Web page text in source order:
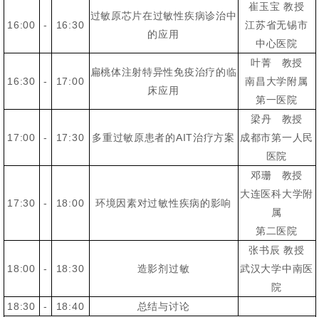
16:00 - 16:30
过敏原芯片在过敏性疾病诊治中
的应用
崔玉宝 教授
江苏省无锡市
中心医院
16:30 - 17:00
扁桃体注射特异性免疫治疗的临
床应用
叶菁 教授
南昌大学附属
第一医院
17:00 - 17:30 多重过敏原患者的AIT治疗方案
梁丹 教授
成都市第一人民
医院
17:30 - 18:00 环境因素对过敏性疾病的影响
邓珊 教授
大连医科大学附
属
第二医院
18:00 - 18:30 造影剂过敏
张书辰 教授
武汉大学中南医
院
18:30
- 18:40
总结与讨论